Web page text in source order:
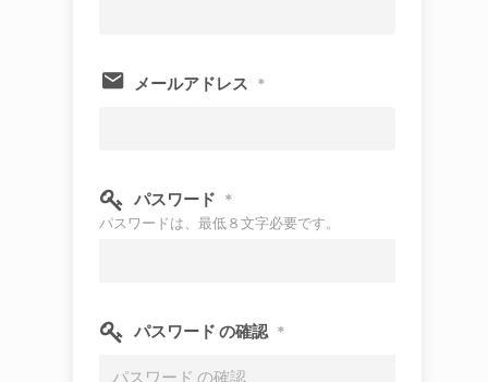
メールアドレス *
パスワード *
パスワードは、最低８文字必要です。
パスワード の確認 *